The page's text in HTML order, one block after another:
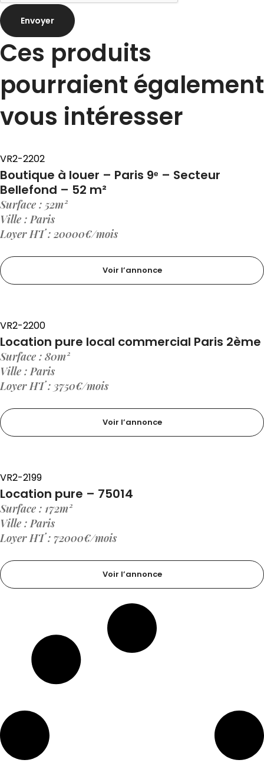
Envoyer
Ces produits
pourraient également
vous intéresser
VR2-2202
Boutique à louer – Paris 9ᵉ – Secteur
Bellefond – 52 m²
Surface : 52m²
Ville : Paris
Loyer HT : 20000€/mois
Voir l’annonce
VR2-2200
Location pure local commercial Paris 2ème
Surface : 80m²
Ville : Paris
Loyer HT : 3750€/mois
Voir l’annonce
VR2-2199
Location pure – 75014
Surface : 172m²
Ville : Paris
Loyer HT : 72000€/mois
Voir l’annonce